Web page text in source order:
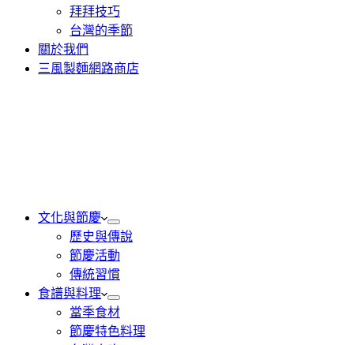
拜拜技巧
台灣的季節
關於我們
三風製麵網路商店
文化與節慶
歷史與傳說
節慶活動
傳統習慣
食譜與料理
當季食材
節慶特色料理